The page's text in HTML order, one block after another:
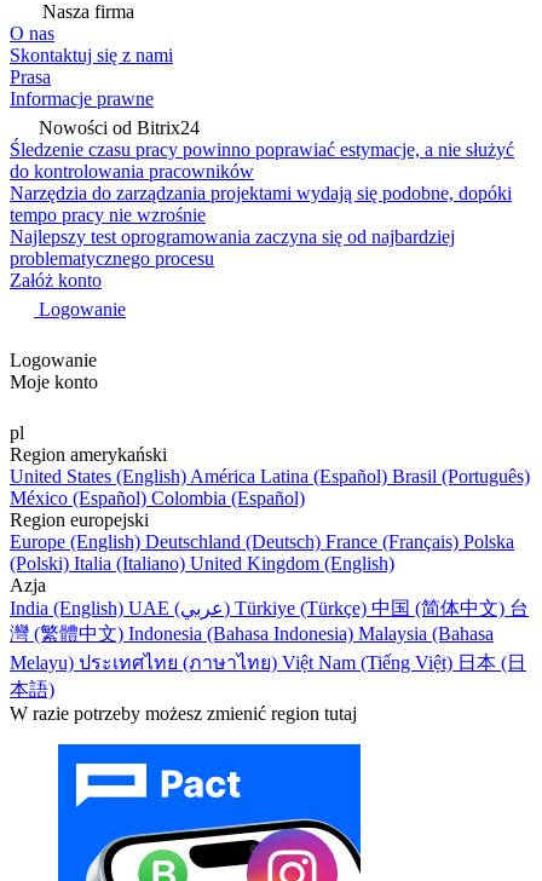
Nasza firma
O nas
Skontaktuj się z nami
Prasa
Informacje prawne
Nowości od Bitrix24
Śledzenie czasu pracy powinno poprawiać estymacje, a nie służyć
do kontrolowania pracowników
Narzędzia do zarządzania projektami wydają się podobne, dopóki
tempo pracy nie wzrośnie
Najlepszy test oprogramowania zaczyna się od najbardziej
problematycznego procesu
Załóż konto
Logowanie
Logowanie
Moje konto
pl
Region amerykański
United States (English) América Latina (Español) Brasil (Português)
México (Español) Colombia (Español)
Region europejski
Europe (English) Deutschland (Deutsch) France (Français) Polska
(Polski) Italia (Italiano) United Kingdom (English)
Azja
India (English)
UAE (عربي) Türkiye (Türkçe) 中国 (简体中文) 台
灣 (繁體中文) Indonesia (Bahasa Indonesia) Malaysia (Bahasa
Melayu) ประเทศไทย (ภาษาไทย) Việt Nam (Tiếng Việt) 日本 (日
本語)
W razie potrzeby możesz zmienić region tutaj